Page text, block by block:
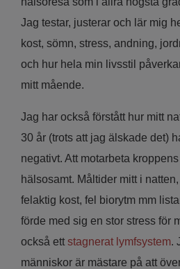
Jag testar, justerar och lär mig
kost, sömn, stress, andning,
och hur hela min livsstil
mitt mående.
Jag har också förstått hur mitt
30 år (trots att jag älskade det)
negativt. Att motarbeta
hälsosamt. Måltider mitt i
felaktig kost, fel biorytm mm
förde med sig en stor stress för
också ett stagnerat lymfsystem.
människor är mästare på att